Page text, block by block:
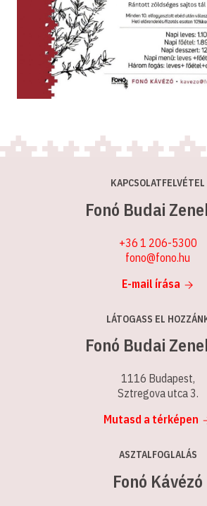
KAPCSOLATFELVÉTEL
Fonó Budai
+36 1 206-5300
fono@fono.hu
E-mail írása
LÁTOGASS EL
Fonó Budai
1116 Budapest,
Sztregova utca 3.
Mutasd a térképen
ASZTALFOGLALÁS
Fonó Kávézó